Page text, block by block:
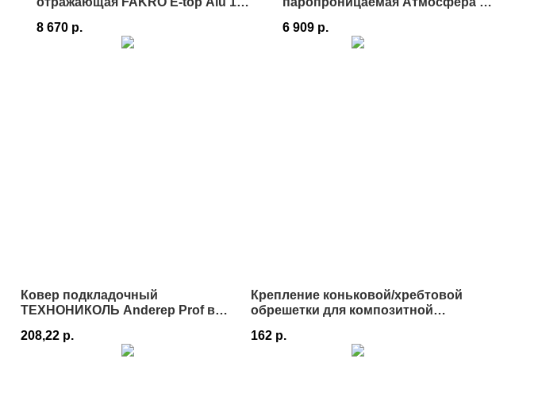
8 670 р. 6 909 р.
Ковер подкладочный
ТЕХНОНИКОЛЬ Anderep Prof в
208,22 р.
Крепление коньковой/хребтовой
обрешетки для композитной
162 р.